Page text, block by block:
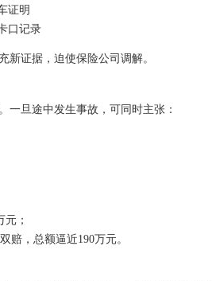
证明
口记录
新证据，迫使保险公司调解。
一旦途中发生事故，可同时主张：
；
赔，总额逼近190万元。